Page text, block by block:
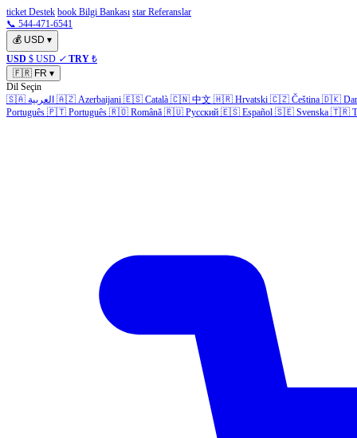
ticket Destek book Bilgi Bankası star Referanslar
📞 544-471-6541
💰 USD ▾
USD $ USD ✓ TRY ₺
🇫🇷 FR ▾
Dil Seçin
🇸🇦 العربية 🇦🇿 Azerbaijani 🇪🇸 Català 🇨🇳 中文 🇭🇷 Hrvatski 🇨🇿 Čeština 🇩🇰
Português 🇵🇹 Português 🇷🇴 Română 🇷🇺 Русский 🇪🇸 Español 🇸🇪 Svenska 🇹🇷